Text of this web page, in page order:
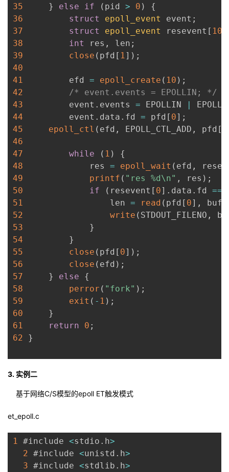
35
} else if ( pid > 0 )
{
36
struct epoll_event event ;
37
struct epoll_event resevent [ 10
38
int res , len ;
39
close ( pfd [ 1] ) ;
40
41
         efd
= epoll_create ( 10 ) ;
42
/* event.events = EPOLLIN; */
43
         event
. events = EPOLLIN |
44
         event
. data . fd = pfd [ 0] ;
45
epoll_ctl ( efd , EPOLL_CTL_ADD , pfd [
46
47
while ( 1 )
{
48
             res
= epoll_wait ( efd ,
49
printf ( "res %d\n" , res ) ;
50
if ( resevent [ 0] . data . fd ==
51
                 len
= read ( pfd [ 0] , buf
52
write ( STDOUT_FILENO ,
53
}
54
}
55
close ( pfd [ 0] ) ;
56
close ( efd ) ;
57
} else
{
58
perror ( "fork" ) ;
59
exit ( - 1 ) ;
60
}
61
return 0 ;
62
}
3. 实例二
基于网络C/S模型的epoll ET触发模式
et_epoll.c
1 #include <stdio . h>
2 #include <unistd . h>
3 #include <stdlib . h>